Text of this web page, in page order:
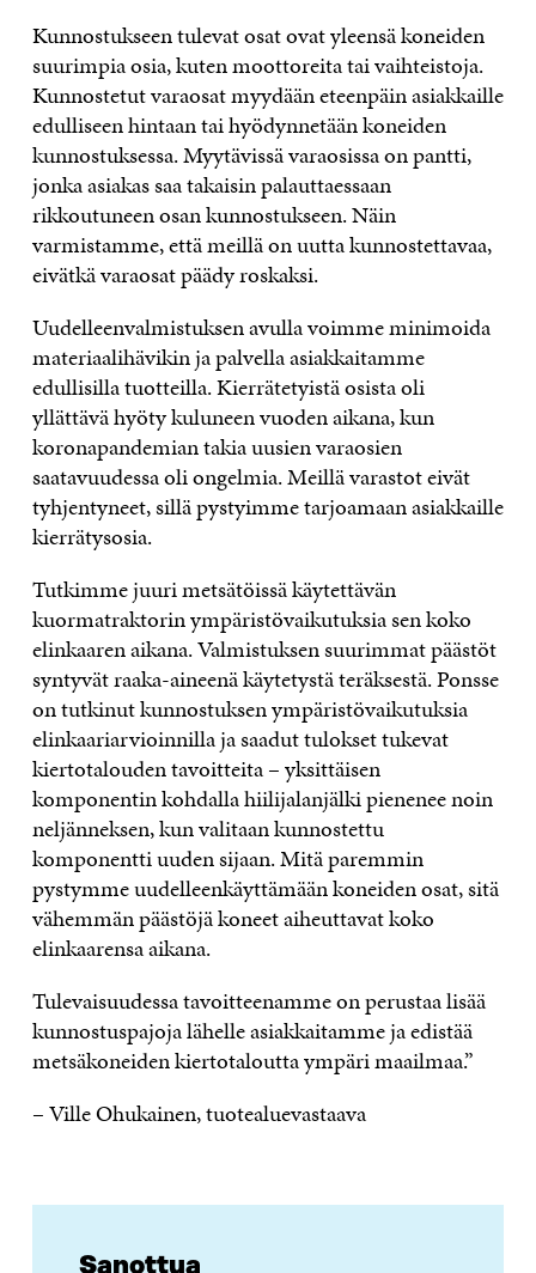
Kunnostukseen tulevat osat ovat yleensä koneiden
suurimpia osia, kuten moottoreita tai vaihteistoja.
Kunnostetut varaosat myydään eteenpäin asiakkaille
edulliseen hintaan tai hyödynnetään koneiden
kunnostuksessa. Myytävissä varaosissa on pantti,
jonka asiakas saa takaisin palauttaessaan
rikkoutuneen osan kunnostukseen. Näin
varmistamme, että meillä on uutta kunnostettavaa,
eivätkä varaosat päädy roskaksi.
Uudelleenvalmistuksen avulla voimme minimoida
materiaalihävikin ja palvella asiakkaitamme
edullisilla tuotteilla. Kierrätetyistä osista oli
yllättävä hyöty kuluneen vuoden aikana, kun
koronapandemian takia uusien varaosien
saatavuudessa oli ongelmia. Meillä varastot eivät
tyhjentyneet, sillä pystyimme tarjoamaan asiakkaille
kierrätysosia.
Tutkimme juuri metsätöissä käytettävän
kuormatraktorin ympäristövaikutuksia sen koko
elinkaaren aikana. Valmistuksen suurimmat päästöt
syntyvät raaka-aineenä käytetystä teräksestä. Ponsse
on tutkinut kunnostuksen ympäristövaikutuksia
elinkaariarvioinnilla ja saadut tulokset tukevat
kiertotalouden tavoitteita – yksittäisen
komponentin kohdalla hiilijalanjälki pienenee noin
neljänneksen, kun valitaan kunnostettu
komponentti uuden sijaan. Mitä paremmin
pystymme uudelleenkäyttämään koneiden osat, sitä
vähemmän päästöjä koneet aiheuttavat koko
elinkaarensa aikana.
Tulevaisuudessa tavoitteenamme on perustaa lisää
kunnostuspajoja lähelle asiakkaitamme ja edistää
metsäkoneiden kiertotaloutta ympäri maailmaa.”
– Ville Ohukainen, tuotealuevastaava
Sanottua